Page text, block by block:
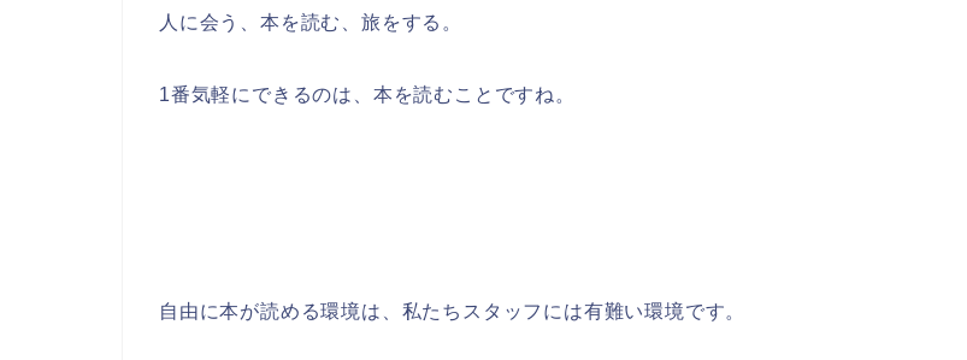
人に会う、本を読む、旅をする。
1番気軽にできるのは、本を読むことですね。
自由に本が読める環境は、私たちスタッフには有難い環境です。